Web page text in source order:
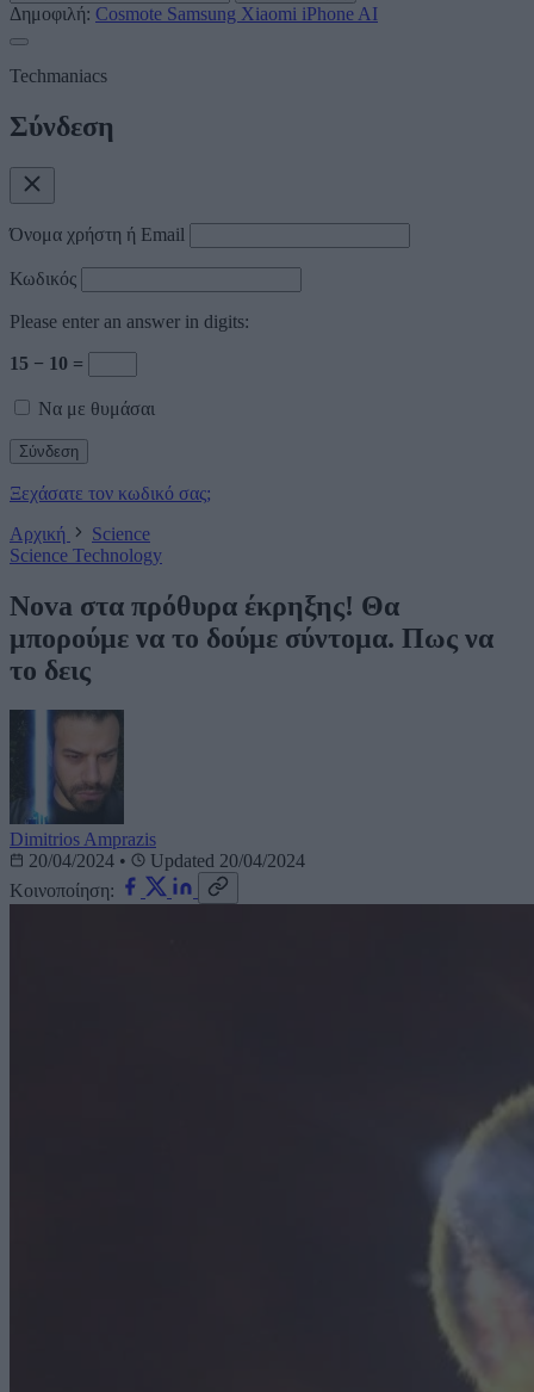
Δημοφιλή: Cosmote Samsung Xiaomi iPhone AI
Techmaniacs
Σύνδεση
Όνομα χρήστη ή Email
Κωδικός
Please enter an answer in digits:
15 − 10 =
Να με θυμάσαι
Ξεχάσατε τον κωδικό σας;
Αρχική
Science
Science Technology
Nova στα πρόθυρα έκρηξης! Θα
μπορούμε να το δούμε σύντομα. Πως να
το δεις
Dimitrios Amprazis
20/04/2024 •
Updated 20/04/2024
Κοινοποίηση: